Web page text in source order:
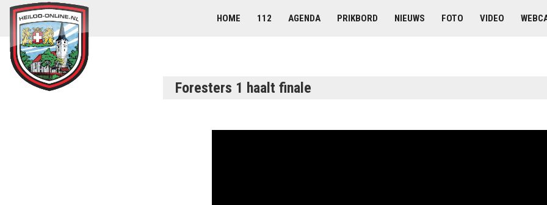
HOME 112 AGENDA PRIKBORD NIEUWS FOTO VIDEO
Foresters 1 haalt finale